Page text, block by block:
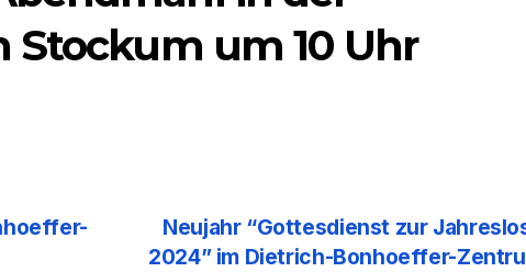
um 10 Uhr
Neujahr “Gottesdienst zur
2024” im Dietrich-Bonhoeffer-